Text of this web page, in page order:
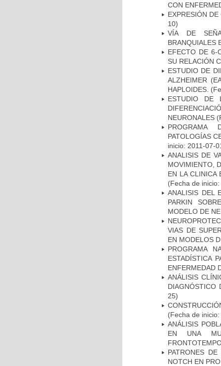
CON
EXPRESIÓN
10)
VÍA DE
BRANQUIALES
EFECTO DE 6-
SU RELACIÓN
ESTUDIO DE
ALZHEIMER
HAPLOIDES.
ESTUDIO DE
NEURONALES
PROGRAMA
PATOLOGÍAS
inicio: 2011-07-
ANALISIS DE
MOVIMIENTO,
EN LA CLINICA
(Fecha de
ANALISIS DEL
PARKIN
MODELO DE
VIAS DE
EN MODELOS
PROGRAMA
ESTADÍSTICA
ENFERMEDAD
ANÁLISIS
DIAGNÓSTICO
25)
(Fecha de
ANÁLISIS
EN UNA
PATRONES
NOTCH EN